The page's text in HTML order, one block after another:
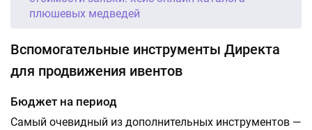
плюшевых медведей
Вспомогательные инструменты Директа
для продвижения ивентов
Бюджет на период
Самый очевидный из дополнительных инструментов —